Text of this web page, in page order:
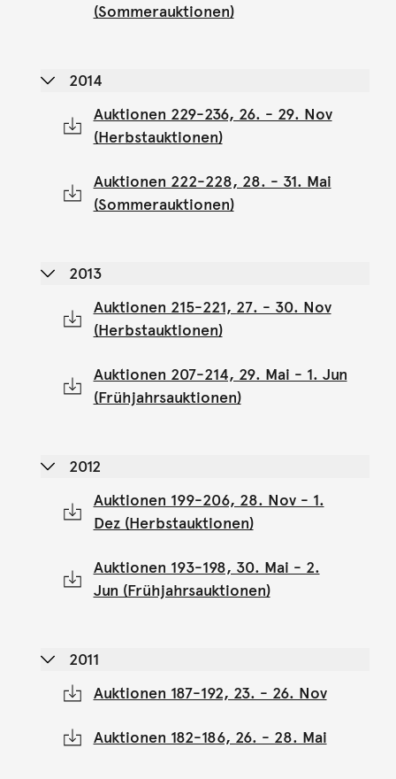
(Sommerauktionen)
2014
Auktionen 229-236, 26. - 29. Nov
(Herbstauktionen)
Auktionen 222-228, 28. - 31. Mai
(Sommerauktionen)
2013
Auktionen 215-221, 27. - 30. Nov
(Herbstauktionen)
Auktionen 207-214, 29. Mai - 1. Jun
(Frühjahrsauktionen)
2012
Auktionen 199-206, 28. Nov - 1.
Dez (Herbstauktionen)
Auktionen 193-198, 30. Mai - 2.
Jun (Frühjahrsauktionen)
2011
Auktionen 187-192, 23. - 26. Nov
Auktionen 182-186, 26. - 28. Mai